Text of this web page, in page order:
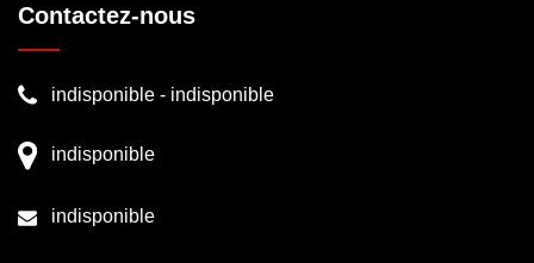
Contactez-nous
indisponible - indisponible
indisponible
indisponible